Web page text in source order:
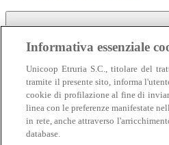
Carne
Informativa essenziale
Unicoop Etruria S.C., titolare del
tramite il presente sito, informa
cookie di profilazione al fine di
linea con le preferenze manifestate
in rete, anche attraverso
database.